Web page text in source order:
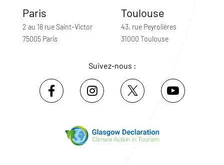
Paris
2 au 18 rue Saint-Victor
75005 Paris
Toulouse
43, rue Peyrolières
31000 Toulouse
Suivez-nous :